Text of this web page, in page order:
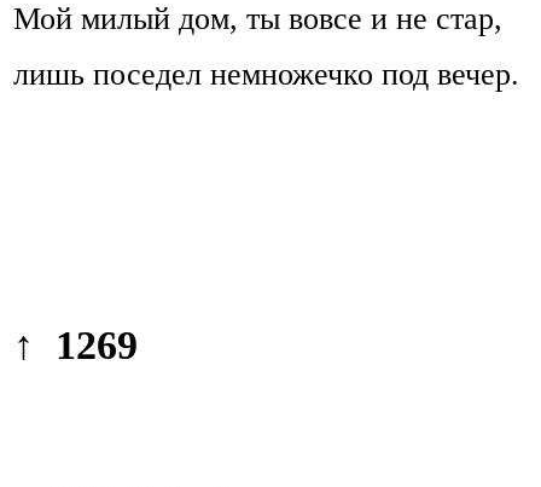
Мой милый дом, ты вовсе и не стар,
лишь поседел немножечко под вечер.
↑ 1269